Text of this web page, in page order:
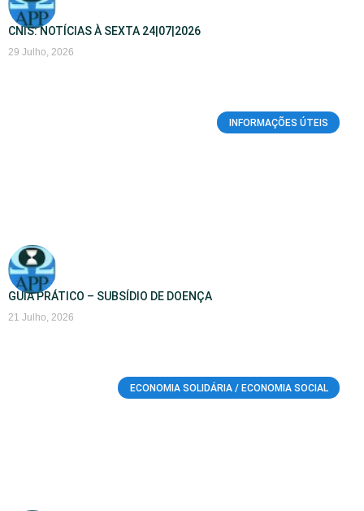
CNIS: NOTÍCIAS À SEXTA 24|07|2026
29 Julho, 2026
INFORMAÇÕES ÚTEIS
GUIA PRÁTICO – SUBSÍDIO DE DOENÇA
21 Julho, 2026
ECONOMIA SOLIDÁRIA / ECONOMIA SOCIAL